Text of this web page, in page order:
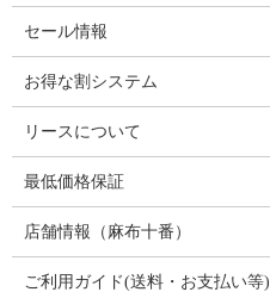
セール情報
お得な割システム
リースについて
最低価格保証
店舗情報（麻布十番）
ご利用ガイド(送料・お支払い等)